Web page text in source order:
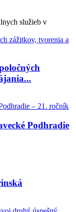
služieb v
Podhradie